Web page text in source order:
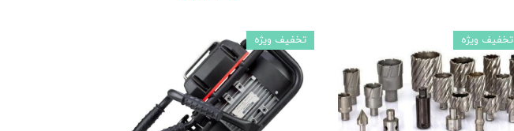
تخفیف ویژه تخفیف ویژه